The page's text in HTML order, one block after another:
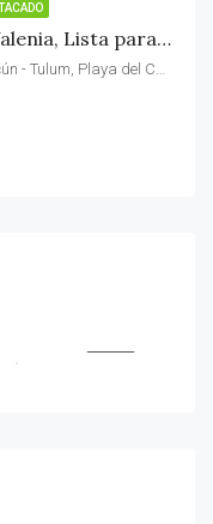
Casa en Venta en Residencial Valenia, Lista para entrega.-
Valenia Club Residencial, Carretera Cancún - Tulum, Playa del Carmen, Q.R., México